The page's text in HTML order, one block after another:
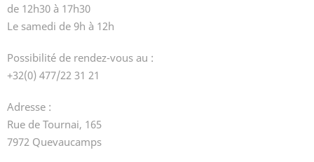
de 12h30 à 17h30
Le samedi de 9h à 12h
Possibilité de rendez-vous au :
+32(0) 477/22 31 21
Adresse :
Rue de Tournai, 165
7972 Quevaucamps